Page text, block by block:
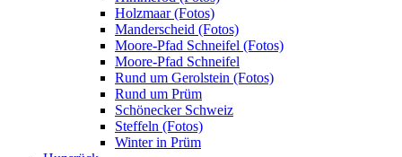
Holzmaar (Fotos)
Manderscheid (Fotos)
Moore-Pfad Schneifel (Fotos)
Moore-Pfad Schneifel
Rund um Gerolstein (Fotos)
Rund um Prüm
Schönecker Schweiz
Steffeln (Fotos)
Winter in Prüm